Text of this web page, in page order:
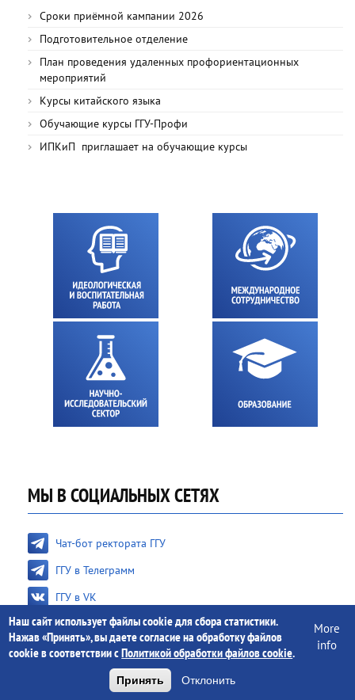
Сроки приёмной кампании 2026
Подготовительное отделение
План проведения удаленных профориентационных
мероприятий
Курсы китайского языка
Обучающие курсы ГГУ-Профи
ИПКиП приглашает на обучающие курсы
МЫ В СОЦИАЛЬНЫХ СЕТЯХ
Чат-бот ректората ГГУ
ГГУ в Телеграмм
ГГУ в VK
ГГУ в Instagram
ГГУ TV
Довузовская подготовка ГГУ
Наш сайт использует файлы cookie для сбора статистики.
Нажав «Принять», вы даете согласие на обработку файлов
cookie в соответствии сПолитикой обработки файлов cookie.
More
info
Принять Отклонить